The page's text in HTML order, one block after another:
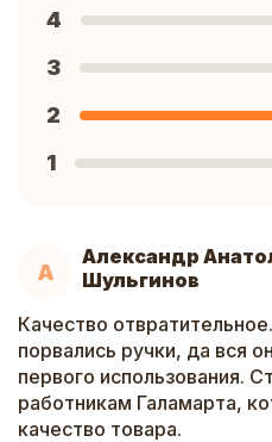
А
Александр
Шульгинов
Качество
порвались ручки, да вся
первого использования.
работникам Галамарта,
качество товара.
4
3
2
1